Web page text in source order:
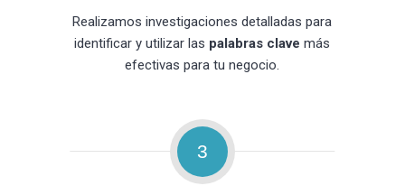
Realizamos investigaciones detalladas para
identificar y utilizar las palabras clave más
efectivas para tu negocio.
3